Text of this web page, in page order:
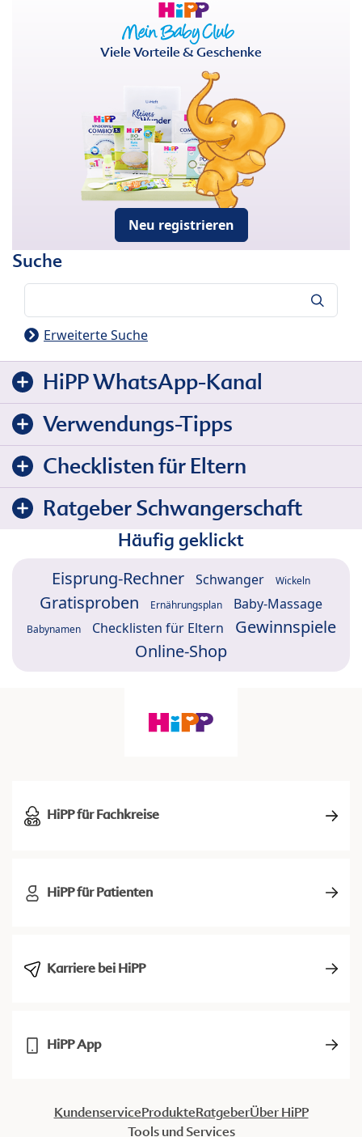
Viele Vorteile & Geschenke
Neu registrieren
Suche
Erweiterte Suche
HiPP WhatsApp-Kanal
Verwendungs-Tipps
Checklisten für Eltern
Ratgeber Schwangerschaft
Häufig geklickt
Eisprung-Rechner Schwanger Wickeln
Gratisproben Ernährungsplan Baby-Massage
Babynamen Checklisten für Eltern
Gewinnspiele
Online-Shop
HiPP für Fachkreise
HiPP für Patienten
Karriere bei HiPP
HiPP App
KundenserviceProdukteRatgeberÜber HiPP
Tools und Services